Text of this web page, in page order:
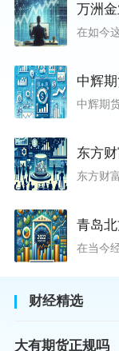
万洲
中辉
东方
青岛
财经精选
大有期货正规吗